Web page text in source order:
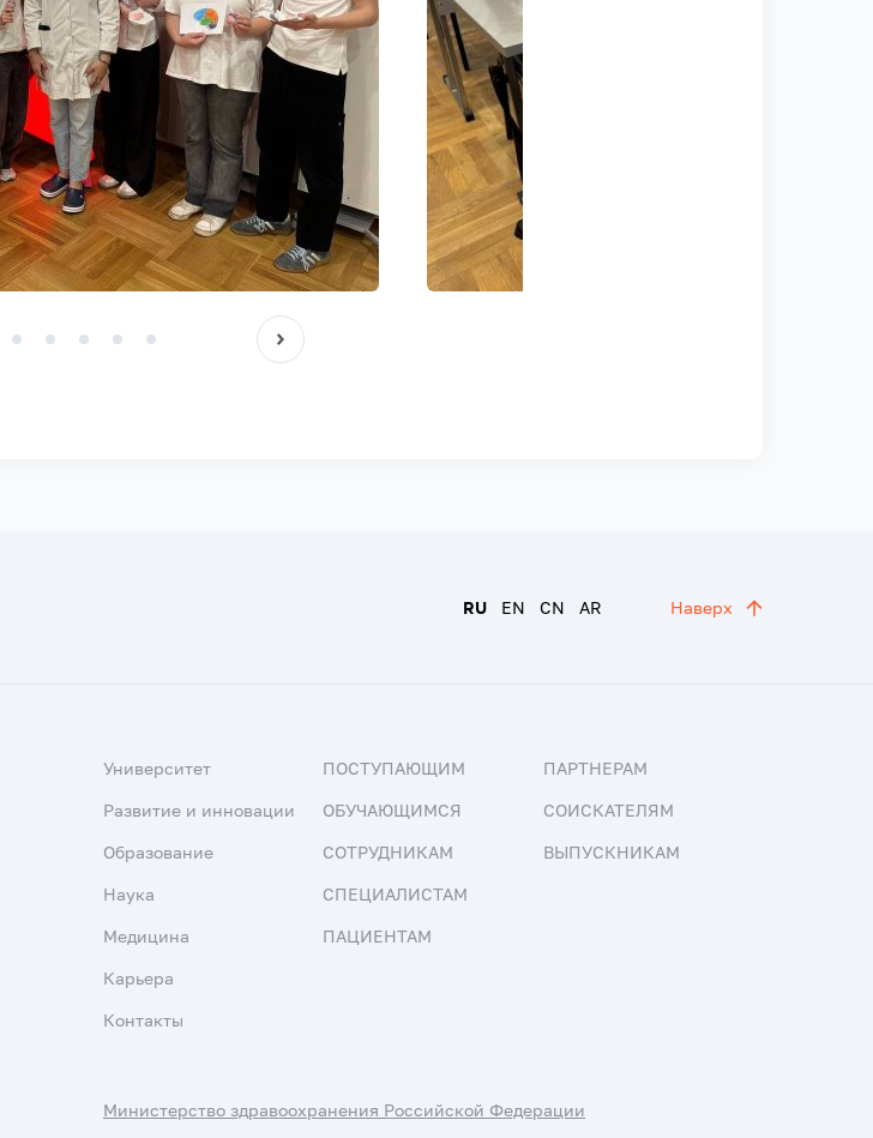
RU EN CN AR Наверх
Университет
Развитие и инновации
Образование
Наука
Медицина
Карьера
Контакты
ПОСТУПАЮЩИМ
ОБУЧАЮЩИМСЯ
СОТРУДНИКАМ
СПЕЦИАЛИСТАМ
ПАЦИЕНТАМ
ПАРТНЕРАМ
СОИСКАТЕЛЯМ
ВЫПУСКНИКАМ
Министерство здравоохранения Российской Федерации